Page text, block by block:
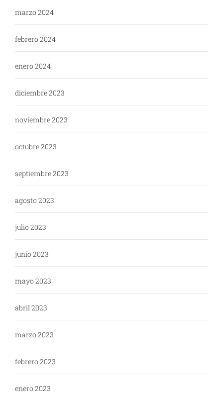
marzo 2024
febrero 2024
enero 2024
diciembre 2023
noviembre 2023
octubre 2023
septiembre 2023
agosto 2023
julio 2023
junio 2023
mayo 2023
abril 2023
marzo 2023
febrero 2023
enero 2023